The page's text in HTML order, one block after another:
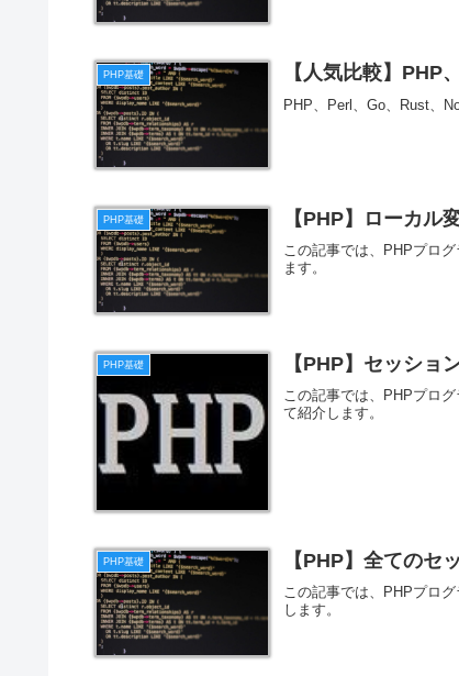
PHP基礎 【人気比較】
PHP、Perl、Go、Rust、
PHP基礎 【PHP】ローカル
この記事では、PHPプロ
ます。
PHP基礎 【PHP】セッショ
この記事では、PHPプロ
て紹介します。
PHP基礎 【PHP】全てのセ
この記事では、PHPプロ
します。